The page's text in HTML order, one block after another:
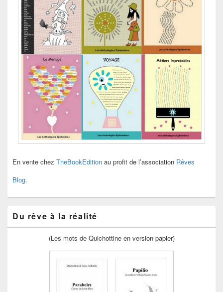
En vente chez TheBookEdition au profit de l’association Rêves
Blog.
Du rêve à la réalité
(Les mots de Quichottine en version papier)